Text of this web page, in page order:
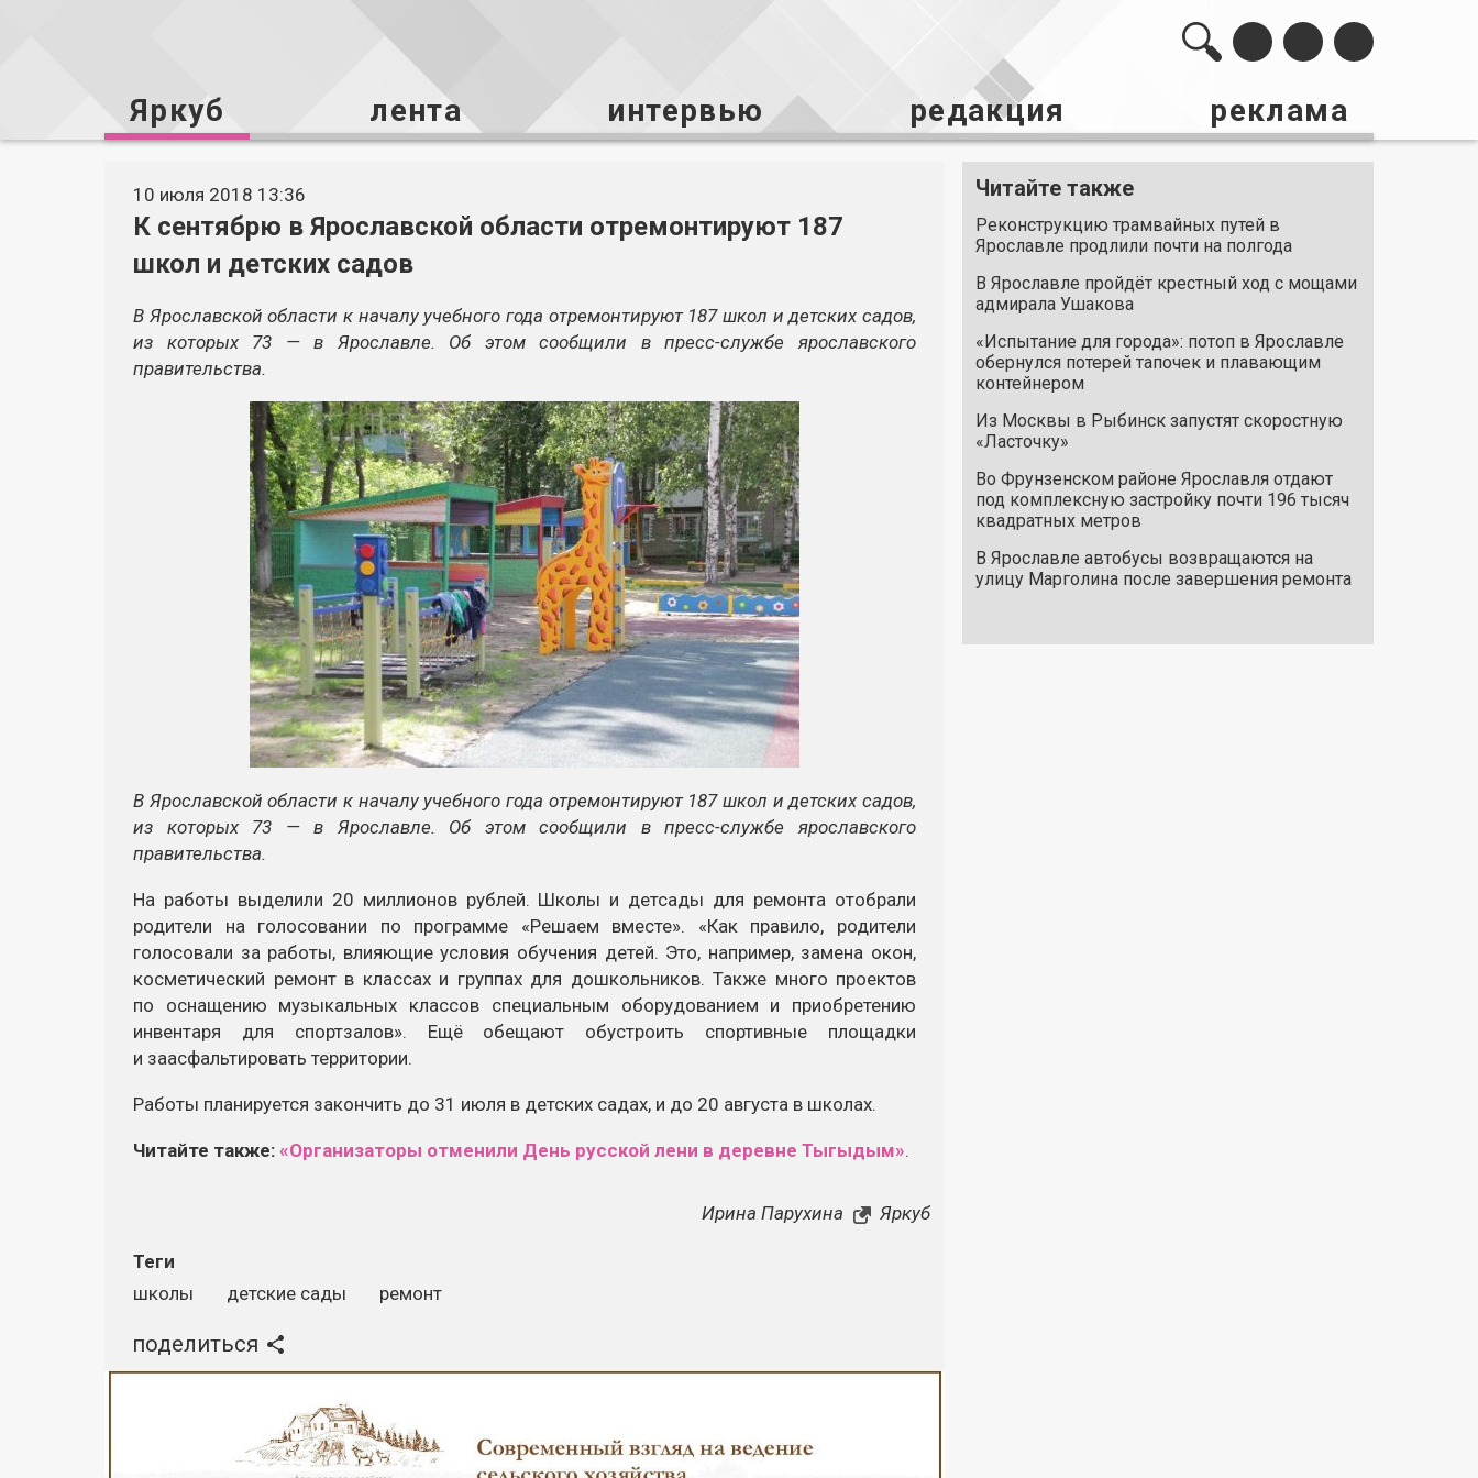
Яркуб лента интервью редакция реклама
10 июля 2018 13:36
К сентябрю в Ярославской области отремонтируют 187
школ и детских садов
В Ярославской области к началу учебного года отремонтируют 187 школ и детских садов,
из которых 73 — в Ярославле. Об этом сообщили в пресс-службе ярославского
правительства.
В Ярославской области к началу учебного года отремонтируют 187 школ и детских садов,
из которых 73 — в Ярославле. Об этом сообщили в пресс-службе ярославского
правительства.
На работы выделили 20 миллионов рублей. Школы и детсады для ремонта отобрали
родители на голосовании по программе «Решаем вместе». «Как правило, родители
голосовали за работы, влияющие условия обучения детей. Это, например, замена окон,
косметический ремонт в классах и группах для дошкольников. Также много проектов
по оснащению музыкальных классов специальным оборудованием и приобретению
инвентаря для спортзалов». Ещё обещают обустроить спортивные площадки
и заасфальтировать территории.
Работы планируется закончить до 31 июля в детских садах, и до 20 августа в школах.
Читайте также: «Организаторы отменили День русской лени в деревне Тыгыдым».
Ирина Парухина Яркуб
Теги
школы
детские сады ремонт
поделиться
Читайте также
Реконструкцию трамвайных путей в
Ярославле продлили почти на полгода
В Ярославле пройдёт крестный ход с мощами
адмирала Ушакова
«Испытание для города»: потоп в Ярославле
обернулся потерей тапочек и плавающим
контейнером
Из Москвы в Рыбинск запустят скоростную
«Ласточку»
Во Фрунзенском районе Ярославля отдают
под комплексную застройку почти 196 тысяч
квадратных метров
В Ярославле автобусы возвращаются на
улицу Марголина после завершения ремонта